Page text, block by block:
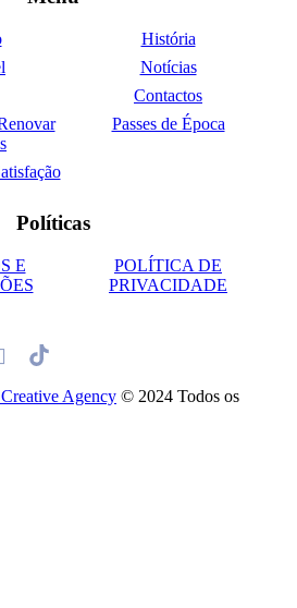
História
Notícias
Contactos
Passes de Época
Políticas
E
POLÍTICA DE
PRIVACIDADE
Agency © 2024 Todos os